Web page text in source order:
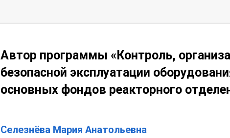
Автор программы «Контроль,
безопасной эксплуатации
основных фондов реакторного
Селезнёва Мария Анатольевна